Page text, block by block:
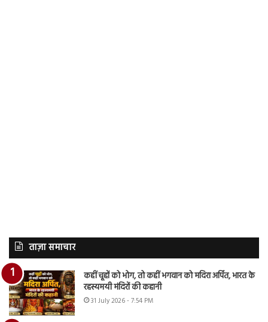
ताज़ा समाचार
कहीं चूहों को भोग, तो कहीं भगवान को मदिरा अर्पित, भारत के
रहस्यमयी मंदिरों की कहानी
31 July 2026 - 7:54 PM